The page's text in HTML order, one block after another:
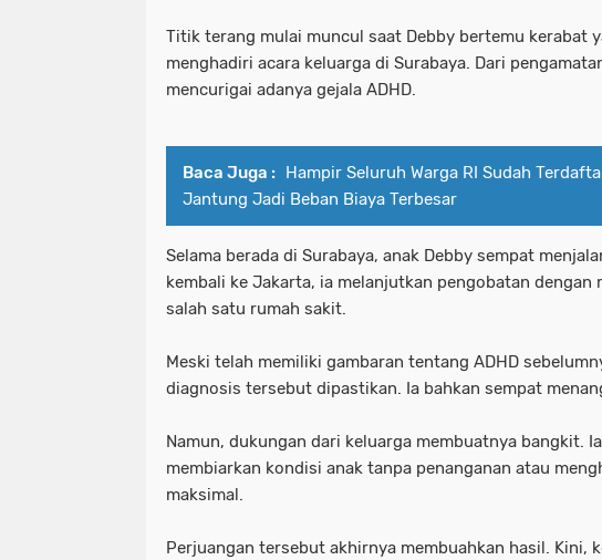
Titik terang mulai muncul saat Debby bertemu kerabat
menghadiri acara keluarga di Surabaya. Dari
mencurigai adanya gejala ADHD.
Baca Juga : Hampir Seluruh Warga RI Sudah
Jantung Jadi Beban Biaya Terbesar
Selama berada di Surabaya, anak Debby sempat
kembali ke Jakarta, ia melanjutkan pengobatan
salah satu rumah sakit.
Meski telah memiliki gambaran tentang ADHD
diagnosis tersebut dipastikan. Ia bahkan sempat
Namun, dukungan dari keluarga membuatnya bangkit.
membiarkan kondisi anak tanpa penanganan atau
maksimal.
Perjuangan tersebut akhirnya membuahkan hasil. Kini,